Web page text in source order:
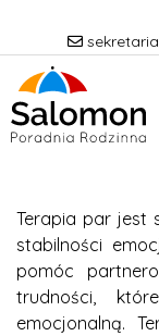
Terapia par jest
stabilności
pomóc
trudności,
emocjonalną.